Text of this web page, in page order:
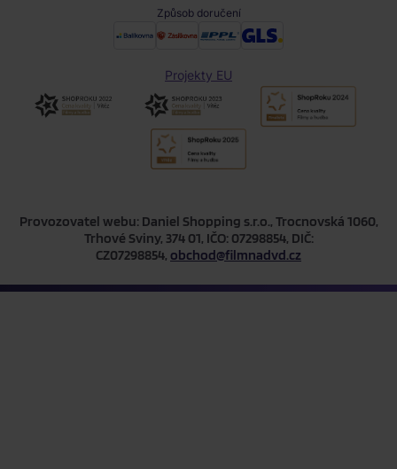
Způsob doručení
Projekty EU
Provozovatel webu: Daniel Shopping s.r.o., Trocnovská 1060,
Trhové Sviny, 374 01, IČO: 07298854, DIČ:
CZ07298854, obchod@filmnadvd.cz